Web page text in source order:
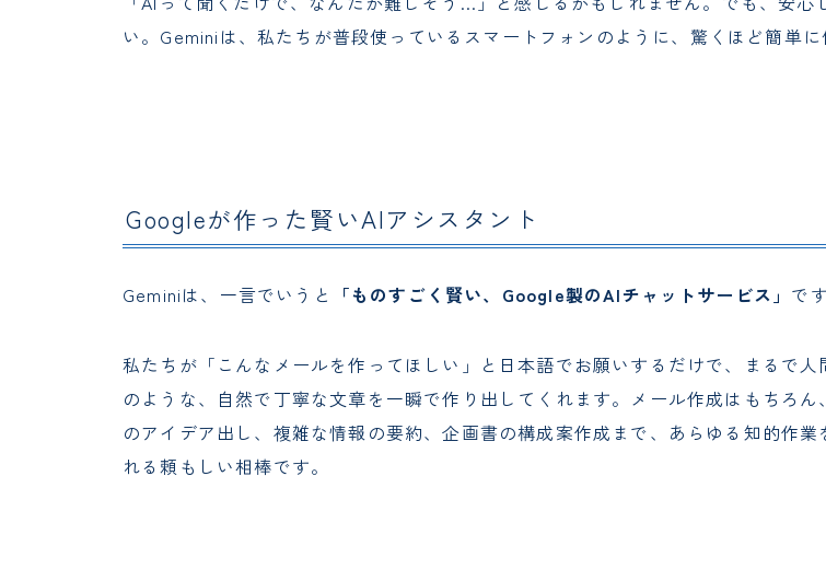
い。Geminiは、私たちが普段使っているスマートフォンのように、驚くほど簡単に
Googleが作った賢いAIアシスタント
Geminiは、一言でいうと 「ものすごく賢い、Google製のAIチャットサービス」 です
私たちが「こんなメールを作ってほしい」と日本語でお願いするだけで、まるで人
のような、自然で丁寧な文章を一瞬で作り出してくれます。メール作成はもちろん
のアイデア出し、複雑な情報の要約、企画書の構成案作成まで、あらゆる知的作業
れる頼もしい相棒です。